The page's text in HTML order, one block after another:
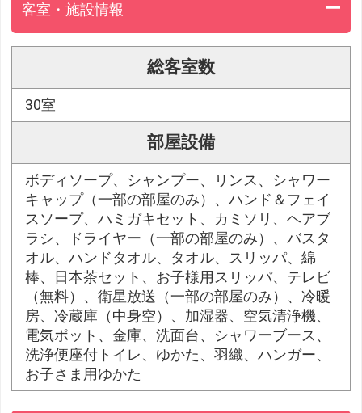
客室・施設情報
総客室数
30室
部屋設備
ボディソープ、シャンプー、リンス、シャワー
キャップ（一部の部屋のみ）、ハンド＆フェイ
スソープ、ハミガキセット、カミソリ、ヘアブ
ラシ、ドライヤー（一部の部屋のみ）、バスタ
オル、ハンドタオル、タオル、スリッパ、綿
棒、日本茶セット、お子様用スリッパ、テレビ
（無料）、衛星放送（一部の部屋のみ）、冷暖
房、冷蔵庫（中身空）、加湿器、空気清浄機、
電気ポット、金庫、洗面台、シャワーブース、
洗浄便座付トイレ、ゆかた、羽織、ハンガー、
お子さま用ゆかた